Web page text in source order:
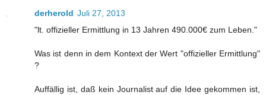
derherold Juli 27, 2013
"lt. offizieller Ermittlung in 13 Jahren 490.000€ zum Leben."
Was ist denn in dem Kontext der Wert "offizieller Ermittlung"
?
Auffällig ist, daß kein Journalist auf die Idee gekommen ist,